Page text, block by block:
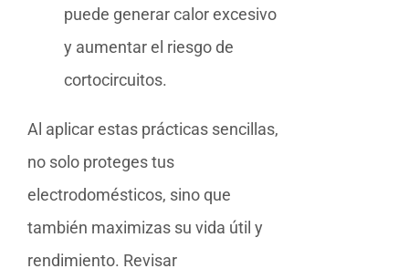
puede generar calor excesivo
y aumentar el riesgo de
cortocircuitos.
Al aplicar estas prácticas sencillas,
no solo proteges tus
electrodomésticos, sino que
también maximizas su vida útil y
rendimiento. Revisar